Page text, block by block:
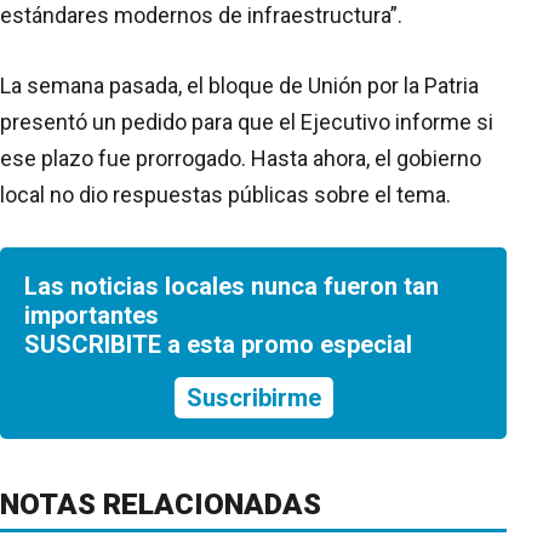
estándares modernos de infraestructura”.
La semana pasada, el bloque de Unión por la Patria
presentó un pedido para que el Ejecutivo informe si
ese plazo fue prorrogado. Hasta ahora, el gobierno
local no dio respuestas públicas sobre el tema.
Las noticias locales nunca fueron tan
importantes
SUSCRIBITE a esta promo especial
Suscribirme
NOTAS RELACIONADAS